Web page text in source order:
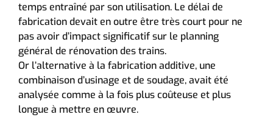
temps entraîné par son utilisation. Le délai de
fabrication devait en outre être très court pour ne
pas avoir d’impact significatif sur le planning
général de rénovation des trains.
Or l’alternative à la fabrication additive, une
combinaison d’usinage et de soudage, avait été
analysée comme à la fois plus coûteuse et plus
longue à mettre en œuvre.